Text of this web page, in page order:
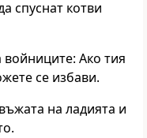
спуснат котви
Ако тия
се избави.
на ладията и